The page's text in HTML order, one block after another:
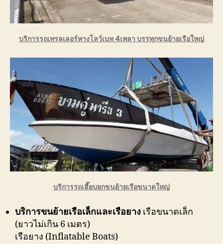
บริการรถเทรลเลอร์หางโลว์เบท 4เพลา บรรทุกขนย้ายเรือใหญ่
บริการรถเฮี๊ยบยกขนย้ายเรือขนาดใหญ่
บริการขนย้ายเรือเล็กและเรือยาง เรือขนาดเล็ก
(ยาวไม่เกิน 6 เมตร)
เรือยาง (Inflatable Boats)